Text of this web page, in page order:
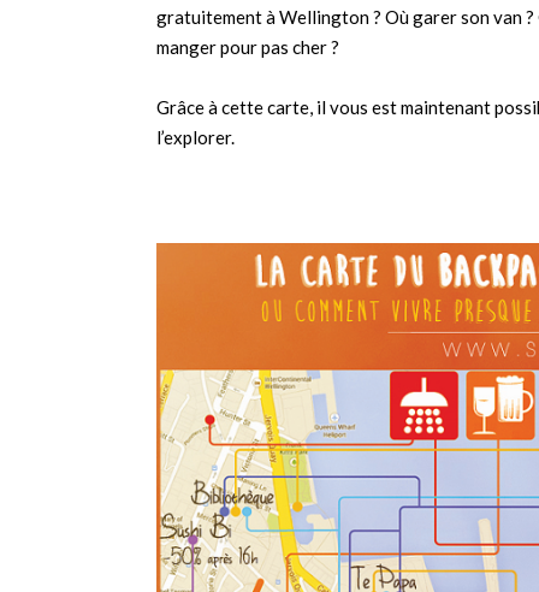
gratuitement à Wellington ? Où garer son van
manger pour pas cher ?
Grâce à cette carte, il vous est maintenant
l’explorer.